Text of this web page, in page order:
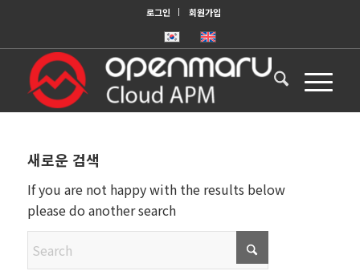
로그인 회원가입
새로운 검색
If you are not happy with the results below
please do another search